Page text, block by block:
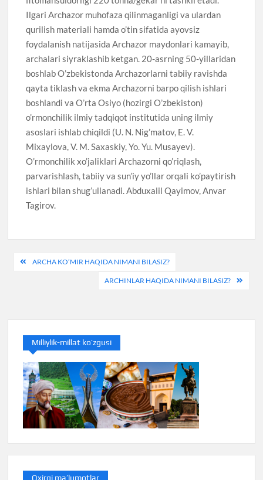
Ilgari Archazor muhofaza qilinmaganligi va ulardan
qurilish materiali hamda o’tin sifatida ayovsiz
foydalanish natijasida Archazor maydonlari kamayib,
archalari siyraklashib ketgan. 20-asrning 50-yillaridan
boshlab O’zbekistonda Archazorlarni tabiiy ravishda
qayta tiklash va ekma Archazorni barpo qilish ishlari
boshlandi va O’rta Osiyo (hozirgi O’zbekiston)
o’rmonchilik ilmiy tadqiqot institutida uning ilmiy
asoslari ishlab chiqildi (U. N. Nig’matov, E. V.
Mixaylova, V. M. Saxaskiy, Yo. Yu. Musayev).
O’rmonchilik xo’jaliklari Archazorni qo’riqlash,
parvarishlash, tabiiy va sun’iy yo’llar orqali ko’paytirish
ishlari bilan shug’ullanadi. Abduxalil Qayimov, Anvar
Tagirov.
PostARCHA KO’MIR HAQIDA NIMANI BILASIZ?
ARCHINLAR HAQIDA NIMANI BILASIZ?
Milliylik-millat ko’zgusi
Oxirgi ma’lumotlar